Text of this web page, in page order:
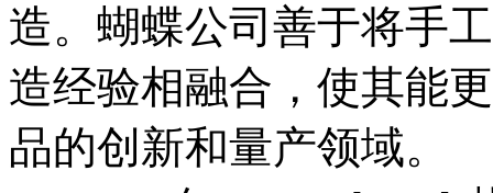
造。蝴蝶公司善于将手
造经验相融合，使其能
品的创新和量产领域。